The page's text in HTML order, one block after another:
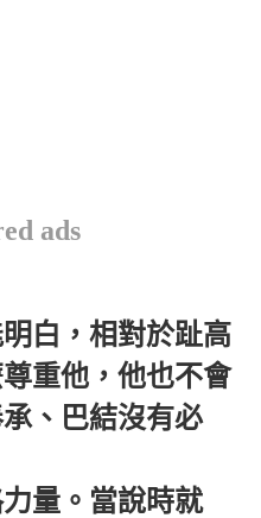
ads
白，相對於趾高
重他，他也不會
、巴結沒有必
量。當說時就